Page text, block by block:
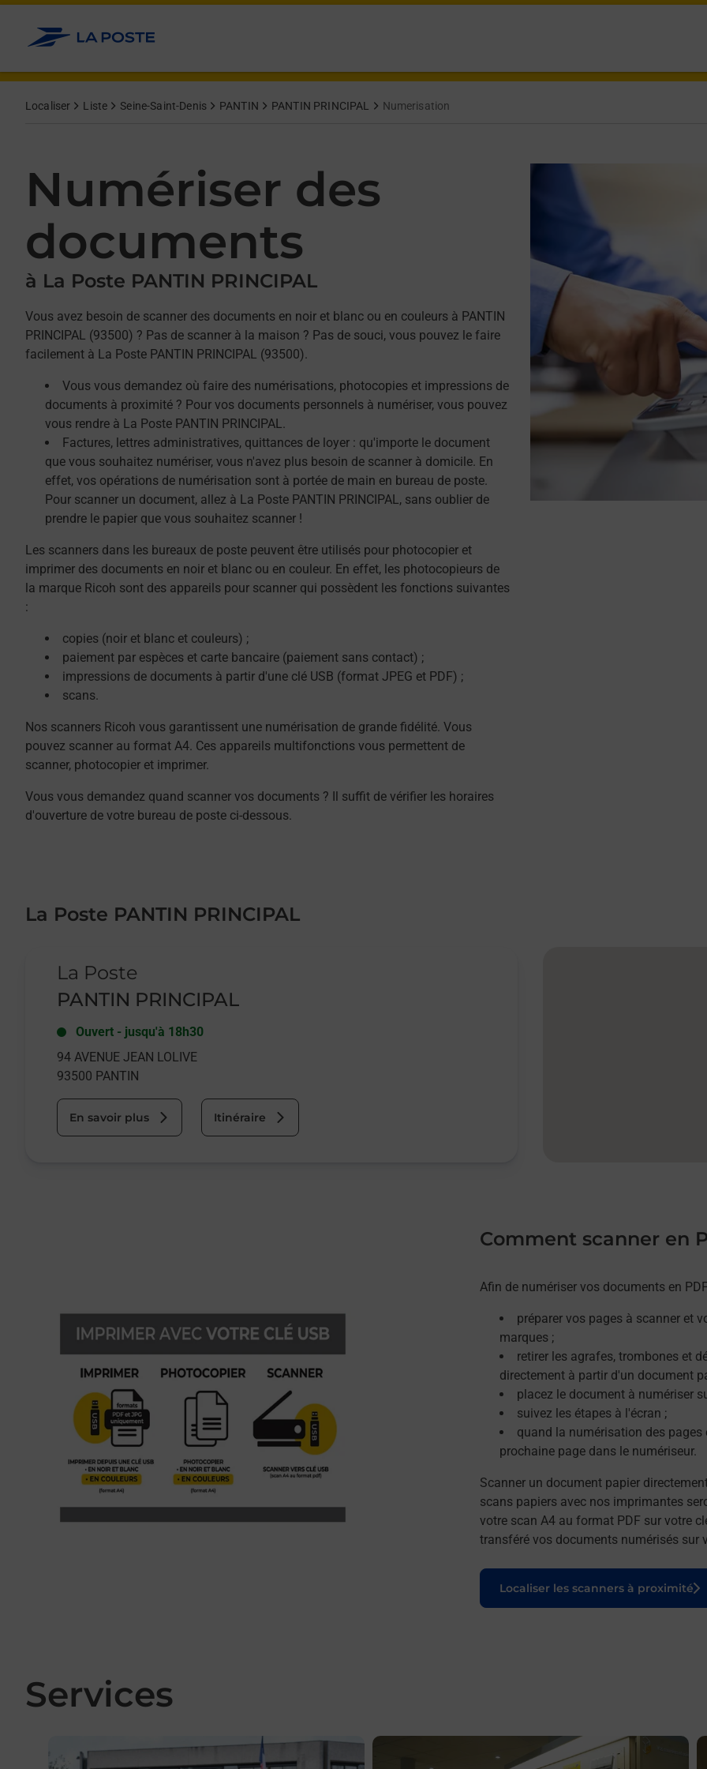
Allez au contenu
Localiser Liste Seine-Saint-Denis PANTIN PANTIN PRINCIPAL Numerisation
Numériser des
documents
à La Poste PANTIN PRINCIPAL
Vous avez besoin de scanner des documents en noir et blanc ou en couleurs à PANTIN
PRINCIPAL (93500) ? Pas de scanner à la maison ? Pas de souci, vous pouvez le faire
facilement à La Poste PANTIN PRINCIPAL (93500).
Vous vous demandez où faire des numérisations, photocopies et impressions de
documents à proximité ? Pour vos documents personnels à numériser, vous pouvez
vous rendre à La Poste PANTIN PRINCIPAL.
Factures, lettres administratives, quittances de loyer : qu'importe le document
que vous souhaitez numériser, vous n'avez plus besoin de scanner à domicile. En
effet, vos opérations de numérisation sont à portée de main en bureau de poste.
Pour scanner un document, allez à La Poste PANTIN PRINCIPAL, sans oublier de
prendre le papier que vous souhaitez scanner !
Les scanners dans les bureaux de poste peuvent être utilisés pour photocopier et
imprimer des documents en noir et blanc ou en couleur. En effet, les photocopieurs de
la marque Ricoh sont des appareils pour scanner qui possèdent les fonctions suivantes
:
copies (noir et blanc et couleurs) ;
paiement par espèces et carte bancaire (paiement sans contact) ;
impressions de documents à partir d'une clé USB (format JPEG et PDF) ;
scans.
Nos scanners Ricoh vous garantissent une numérisation de grande fidélité. Vous
pouvez scanner au format A4. Ces appareils multifonctions vous permettent de
scanner, photocopier et imprimer.
Vous vous demandez quand scanner vos documents ? Il suffit de vérifier les horaires
d'ouverture de votre bureau de poste ci-dessous.
La Poste PANTIN PRINCIPAL
La Poste
PANTIN PRINCIPAL
Ouvert - jusqu'à 18h30
94 AVENUE JEAN LOLIVE
93500 PANTIN
En savoir plus Itinéraire
Comment scanner en
Afin de numériser vos documents en
préparer vos pages à scanner et
marques ;
retirer les agrafes, trombones et
directement à partir d'un document
placez le document à numériser
suivez les étapes à l'écran ;
quand la numérisation des pages
prochaine page dans le numériseur.
Scanner un document papier
scans papiers avec nos imprimantes
votre scan A4 au format PDF sur votre
transféré vos documents numérisés sur
Localiser les scanners à proximité
Le lien s'ouvre dans un nouvel onglet
Services
En savoir plus
Afficher ou masquer la réponse
Afficher ou masquer la réponse
Afficher ou masquer la réponse